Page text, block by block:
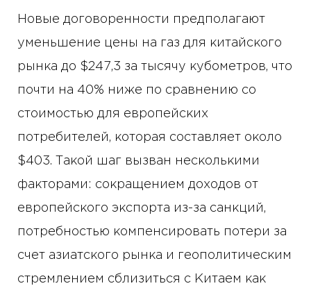
Новые договоренности предполагают
уменьшение цены на газ для китайского
рынка до $247,3 за тысячу кубометров, что
почти на 40% ниже по сравнению со
стоимостью для европейских
потребителей, которая составляет около
$403. Такой шаг вызван несколькими
факторами: сокращением доходов от
европейского экспорта из-за санкций,
потребностью компенсировать потери за
счет азиатского рынка и геополитическим
стремлением сблизиться с Китаем как